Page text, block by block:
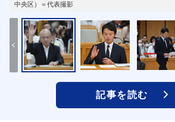
中央区）＝代表撮影
記事を読む